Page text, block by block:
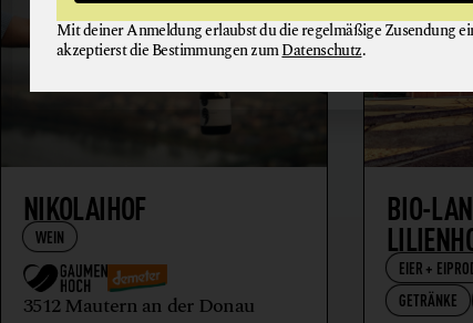
NIKOLAIHOF
WEIN
3512 Mautern an der Donau
BIO-
EIER +
GETRÄNKE
Mit deiner Anmeldung erlaubst du die regelmäßige Zusendung
akzeptierst die Bestimmungen zumDatenschutz.